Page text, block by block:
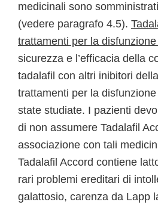
medicinali sono
(vedere paragrafo 4.5).
trattamenti per la
sicurezza e l’efficacia della
tadalafil con altri inibitori
trattamenti per la
state studiate. I pazienti
di non assumere Tadalafil
associazione con tali
Tadalafil Accord contiene
rari problemi ereditari di
galattosio, carenza da Lapp